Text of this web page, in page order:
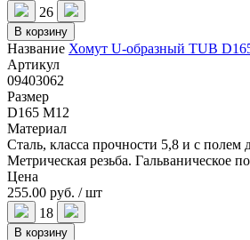
26
В корзину
Название Хомут U-образный TUB
Артикул
09403062
Размер
D165 M12
Материал
Сталь, класса прочности 5,8 и с полем
Метрическая резьба. Гальваническое
Цена
255.00 руб. / шт
18
В корзину